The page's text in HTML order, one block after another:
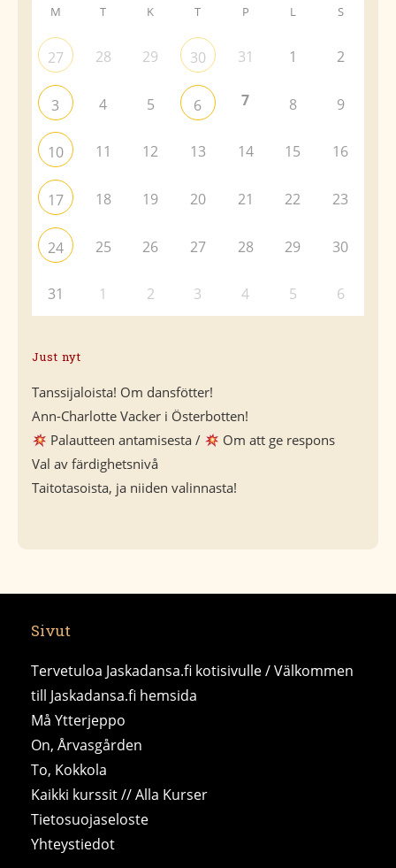
M T K T P L S
27 28 29 30 31 1 2
3 4 5 6 7 8 9
10 11 12 13 14 15 16
17 18 19 20 21 22 23
24 25 26 27 28 29 30
31 1 2 3 4 5 6
Just nyt
Tanssijaloista! Om dansfötter!
Ann-Charlotte Vacker i Österbotten!
Palautteen antamisesta /
Om att ge respons
Val av färdighetsnivå
Taitotasoista, ja niiden valinnasta!
Sivut
Tervetuloa Jaskadansa.fi kotisivulle / Välkommen
till Jaskadansa.fi hemsida
Må Ytterjeppo
On, Årvasgården
To, Kokkola
Kaikki kurssit // Alla Kurser
Tietosuojaseloste
Yhteystiedot